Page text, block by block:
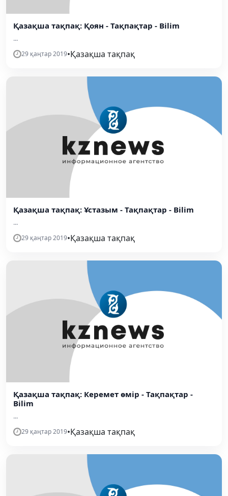
Қазақша тақпақ: Қоян - Тақпақтар - Bilim
...
29 қаңтар 2019•Қазақша тақпақ
Қазақша тақпақ: Ұстазым - Тақпақтар - Bilim
...
29 қаңтар 2019•Қазақша тақпақ
Қазақша тақпақ: Керемет өмір - Тақпақтар -
Bilim
...
29 қаңтар 2019•Қазақша тақпақ